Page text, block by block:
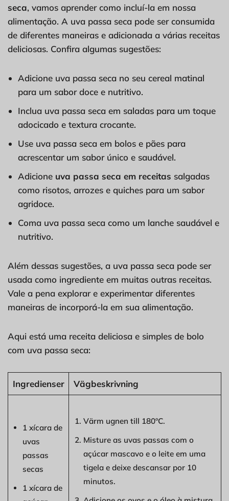
seca, vamos aprender como incluí-la em nossa
alimentação. A uva passa seca pode ser consumida
de diferentes maneiras e adicionada a várias receitas
deliciosas. Confira algumas sugestões:
Adicione uva passa seca no seu cereal matinal
para um sabor doce e nutritivo.
Inclua uva passa seca em saladas para um toque
adocicado e textura crocante.
Use uva passa seca em bolos e pães para
acrescentar um sabor único e saudável.
Adicione uva passa seca em receitas salgadas
como risotos, arrozes e quiches para um sabor
agridoce.
Coma uva passa seca como um lanche saudável e
nutritivo.
Além dessas sugestões, a uva passa seca pode ser
usada como ingrediente em muitas outras receitas.
Vale a pena explorar e experimentar diferentes
maneiras de incorporá-la em sua alimentação.
Aqui está uma receita deliciosa e simples de bolo
com uva passa seca:
Ingredienser Vägbeskrivning
1 xícara de
uvas
passas
secas
1 xícara de
Värm ugnen till 180ºC.
Misture as uvas passas com o
açúcar mascavo e o leite em uma
tigela e deixe descansar por 10
minutos.